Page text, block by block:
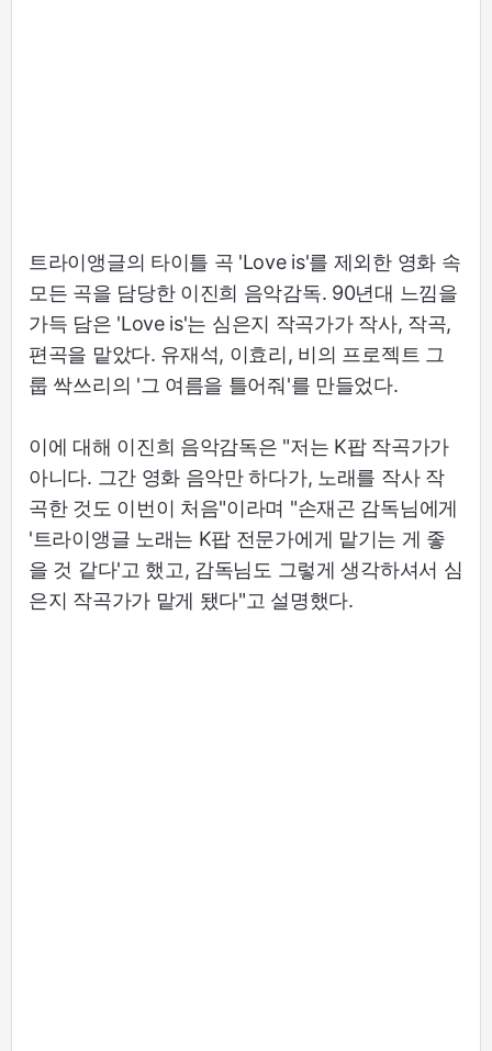
트라이앵글의 타이틀 곡 'Love is'를 제외한 영화 속
모든 곡을 담당한 이진희 음악감독. 90년대 느낌을
가득 담은 'Love is'는 심은지 작곡가가 작사, 작곡,
편곡을 맡았다. 유재석, 이효리, 비의 프로젝트 그
룹 싹쓰리의 '그 여름을 틀어줘'를 만들었다.
이에 대해 이진희 음악감독은 "저는 K팝 작곡가가
아니다. 그간 영화 음악만 하다가, 노래를 작사 작
곡한 것도 이번이 처음"이라며 "손재곤 감독님에게
'트라이앵글 노래는 K팝 전문가에게 맡기는 게 좋
을 것 같다'고 했고, 감독님도 그렇게 생각하셔서 심
은지 작곡가가 맡게 됐다"고 설명했다.